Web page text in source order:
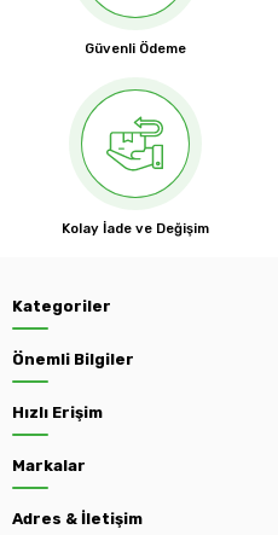
Güvenli Ödeme
Kolay İade ve Değişim
Kategoriler
Önemli Bilgiler
Hızlı Erişim
Markalar
Adres & İletişim